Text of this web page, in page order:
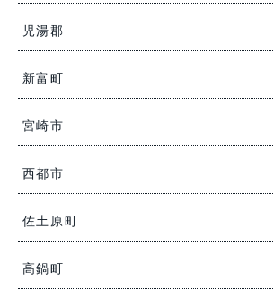
児湯郡
新富町
宮崎市
西都市
佐土原町
高鍋町